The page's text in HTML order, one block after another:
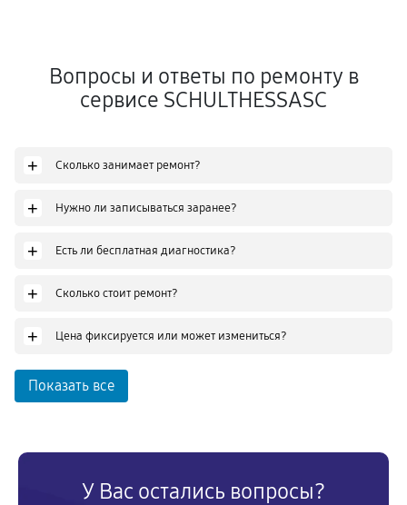
Вопросы и ответы по ремонту в
сервисе SCHULTHESSASC
+ Сколько занимает ремонт?
+ Нужно ли записываться заранее?
+ Есть ли бесплатная диагностика?
+ Сколько стоит ремонт?
+ Цена фиксируется или может измениться?
Показать все
У Вас остались вопросы?